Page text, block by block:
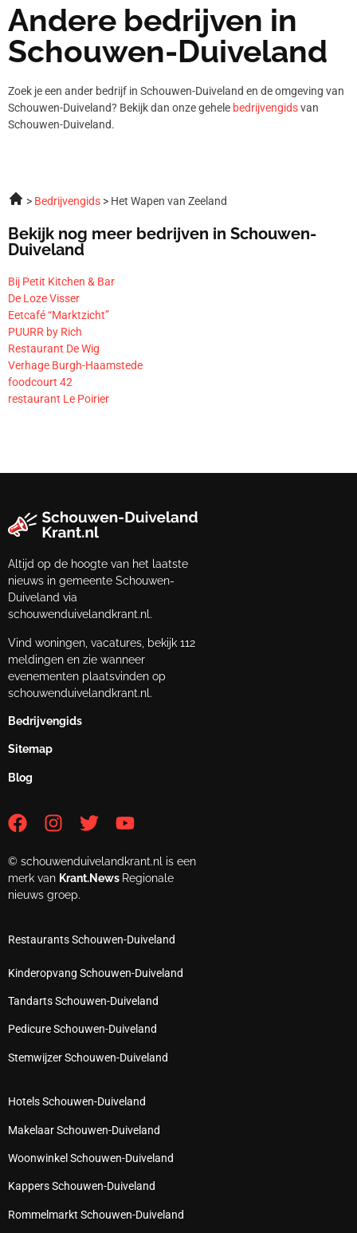
Andere bedrijven in
Schouwen-Duiveland
Zoek je een ander bedrijf in Schouwen-Duiveland en de omgeving van
Schouwen-Duiveland? Bekijk dan onze gehele bedrijvengidsvan
Schouwen-Duiveland.
Bedrijvengids Het Wapen van Zeeland
Bekijk nog meer bedrijven in Schouwen-
Duiveland
Bij Petit Kitchen & Bar
De Loze Visser
Eetcafé “Marktzicht”
PUURR by Rich
Restaurant De Wig
Verhage Burgh-Haamstede
foodcourt 42
restaurant Le Poirier
Altijd op de hoogte van het laatste
nieuws in gemeente Schouwen-
Duiveland via
schouwenduivelandkrant.nl.
Vind woningen, vacatures, bekijk 112
meldingen en zie wanneer
evenementen plaatsvinden op
schouwenduivelandkrant.nl.
Bedrijvengids
Sitemap
Blog
© schouwenduivelandkrant.nl is een
merk van Krant.News Regionale
nieuws groep.
Restaurants Schouwen-Duiveland
Kinderopvang Schouwen-Duiveland
Tandarts Schouwen-Duiveland
Pedicure Schouwen-Duiveland
Stemwijzer Schouwen-Duiveland
Hotels Schouwen-Duiveland
Makelaar Schouwen-Duiveland
Woonwinkel Schouwen-Duiveland
Kappers Schouwen-Duiveland
Rommelmarkt Schouwen-Duiveland